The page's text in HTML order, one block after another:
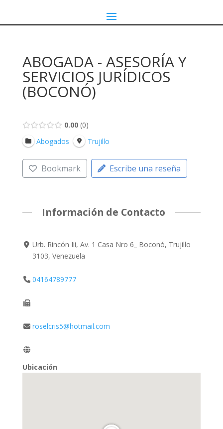
ABOGADA - ASESORÍA Y
SERVICIOS JURÍDICOS
(BOCONÓ)
0.00 0
Abogados
Trujillo
Bookmark Escribe una reseña
Información de Contacto
Urb. Rincón Iii, Av. 1 Casa Nro 6_ Boconó, Trujillo
3103, Venezuela
04164789777
roselcris5@hotmail.com
Ubicación